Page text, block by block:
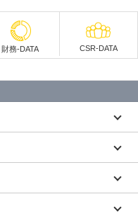
財務-DATA CSR-DATA